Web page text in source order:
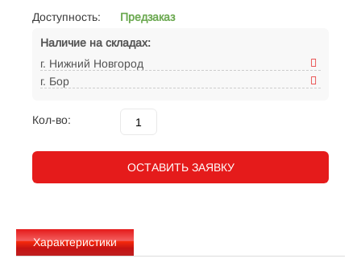
Доступность:
Предзаказ
Наличие на складах:
г. Нижний Новгород
г. Бор
Кол-во:
ОСТАВИТЬ ЗАЯВКУ
Характеристики